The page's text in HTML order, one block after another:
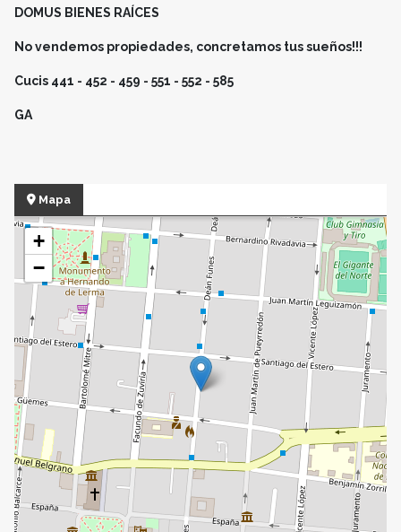
DOMUS BIENES RAÍCES
No vendemos propiedades, concretamos tus sueños!!!
Cucis 441 - 452 - 459 - 551 - 552 - 585
GA
Mapa
+
−